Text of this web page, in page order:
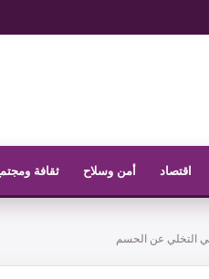
اقتصاد أمن وسلاح ثقافة
التخلي عن الحسم